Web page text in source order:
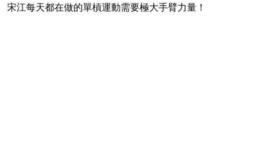
宋江每天都在做的單槓運動需要極大手臂力量！